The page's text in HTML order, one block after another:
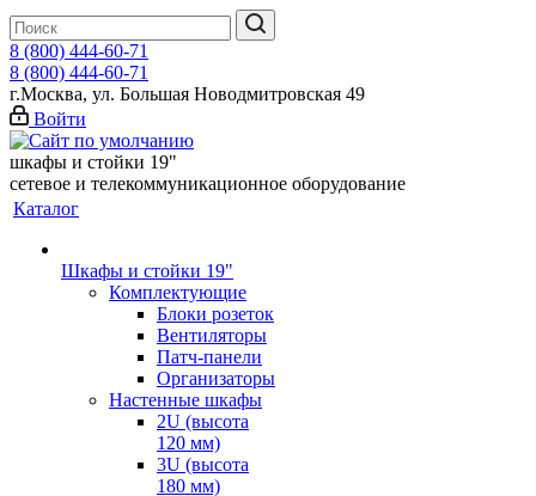
8 (800) 444-60-71
8 (800) 444-60-71
г.Москва, ул. Большая Новодмитровская 49
Войти
шкафы и стойки 19"
сетевое и телекоммуникационное оборудование
Каталог
Шкафы и стойки 19"
Комплектующие
Блоки розеток
Вентиляторы
Патч-панели
Организаторы
Настенные шкафы
2U (высота
120 мм)
3U (высота
180 мм)